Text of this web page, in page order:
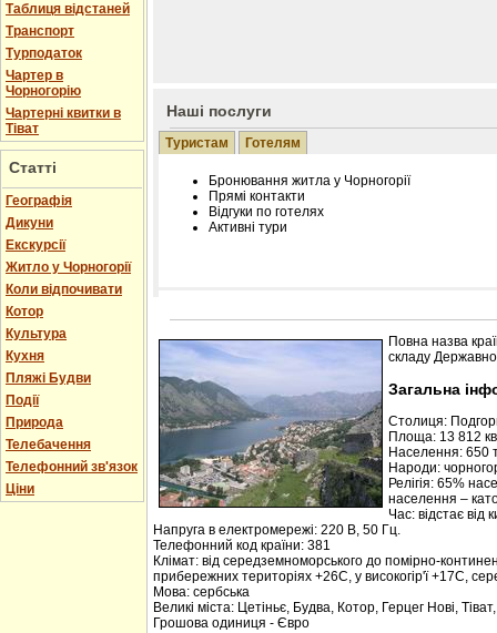
Таблиця відстаней
Транспорт
Турподаток
Чартер в
Чорногорію
Чартерні квитки в
Тіват
Статті
Географія
Дикуни
Екскурсії
Житло у Чорногорії
Коли відпочивати
Котор
Культура
Кухня
Пляжі Будви
Події
Природа
Телебачення
Телефонний зв'язок
Ціни
Наші послуги
Туристам Готелям
Бронювання житла у Чорногорії
Прямі контакти
Відгуки по готелях
Активні тури
Розміщення інформації про готель на
Редагування інформації і цін на вимогу
Лічільник відвідувачів
Повна назва
складу
Загальна
Столиця:
Площа: 13 812
Населення: 650
Народи:
Релігія: 65%
населення –
Час: відстає від
Напруга в електромережі: 220 В, 50 Гц.
Телефонний код країни: 381
Клімат: від середземноморського до помірно-
прибережних територіях +26С, у високогір'ї +17С,
Мова: сербська
Великі міста: Цетіньє, Будва, Котор, Герцег Нові,
Грошова одиниця - Євро